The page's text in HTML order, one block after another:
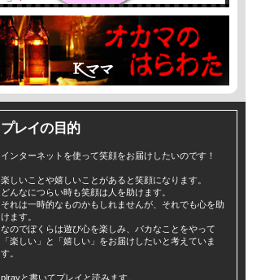
プレイの目的
インターネットを使って笑顔をお届けしたいのです！
楽しいことや嬉しいことがあると笑顔になります。
どんなにつらい時も笑顔は人を助けます。
それは一時的なものかもしれませんが、それでも心を助
けます。
なのでぼくらは遊び心を楽しみ、バカなことをやって
「楽しい」と「嬉しい」をお届けしたいと考えていま
す。
plrayと書いてプレイと読みます。